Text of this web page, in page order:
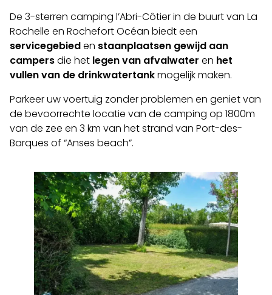
De 3-sterren camping l’Abri-Côtier in de buurt van La
Rochelle en Rochefort Océan biedt een
servicegebieden staanplaatsen gewijd aan
campersdie het legen van afvalwater en het
vullen van de drinkwatertankmogelijk maken.
Parkeer uw voertuig zonder problemen en geniet van
de bevoorrechte locatie van de camping op 1800m
van de zee en 3 km van het strand van Port-des-
Barques of “Anses beach”.